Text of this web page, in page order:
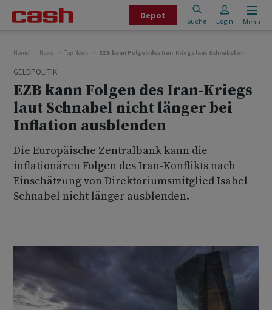
Depot
Suche Login Menu
Home News Top News EZB kann Folgen des Iran-Kriegs laut Schnabel nicht
GELDPOLITIK
EZB kann Folgen des Iran-Kriegs
laut Schnabel nicht länger bei
Inflation ausblenden
Die Europäische Zentralbank kann die
inflationären Folgen des Iran-Konflikts nach
Einschätzung von Direktoriumsmitglied Isabel
Schnabel nicht länger ausblenden.